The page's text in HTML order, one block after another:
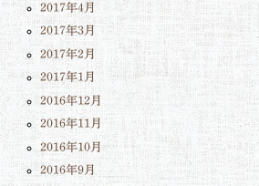
2017年4月
2017年3月
2017年2月
2017年1月
2016年12月
2016年11月
2016年10月
2016年9月